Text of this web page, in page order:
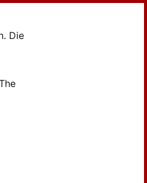
Die